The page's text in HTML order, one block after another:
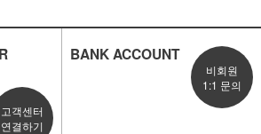
고객센터
연결하기
BANK ACCOUNT
비회원
1:1 문의